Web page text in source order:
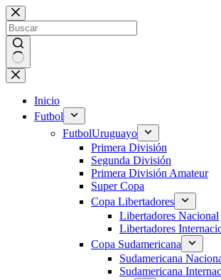
Saltar
al
contenido
Sin
resultados
Inicio
Futbol
FutbolUruguayo
Primera División
Segunda División
Primera División Amateur
Super Copa
Copa Libertadores
Libertadores Nacional
Libertadores
Copa Sudamericana
Sudamericana
Sudamericana